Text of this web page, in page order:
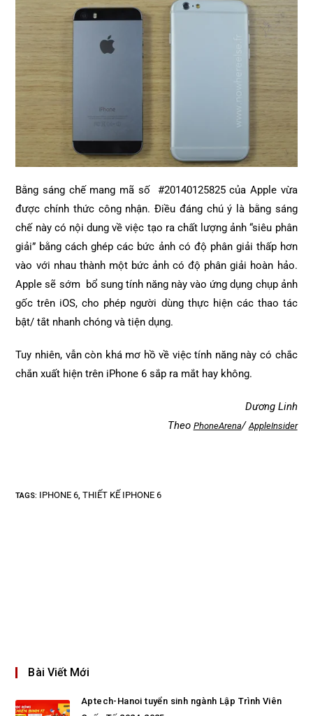
Bằng sáng chế mang mã số #20140125825 của Apple vừa
được chính thức công nhận. Điều đáng chú ý là bằng sáng
chế này có nội dung về việc tạo ra chất lượng ảnh “siêu phân
giải” bằng cách ghép các bức ảnh có độ phân giải thấp hơn
vào với nhau thành một bức ảnh có độ phân giải hoàn hảo.
Apple sẽ sớm bổ sung tính năng này vào ứng dụng chụp ảnh
gốc trên iOS, cho phép người dùng thực hiện các thao tác
bật/ tắt nhanh chóng và tiện dụng.
Tuy nhiên, vẫn còn khá mơ hồ về việc tính năng này có chắc
chắn xuất hiện trên iPhone 6 sắp ra mắt hay không.
Dương Linh
Theo PhoneArena/ AppleInsider
TAGS: IPHONE 6 THIẾT KẾ IPHONE 6
Bài Viết Mới
Aptech-Hanoi tuyển sinh ngành Lập Trình Viên